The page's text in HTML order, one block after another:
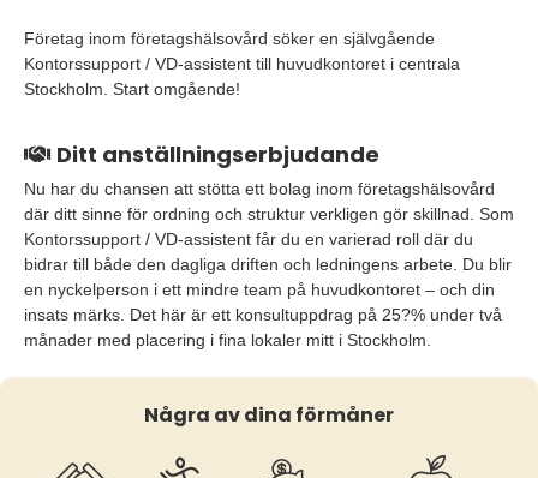
Företag inom företagshälsovård söker en självgående
Kontorssupport / VD-assistent till huvudkontoret i centrala
Stockholm. Start omgående!
Ditt anställningserbjudande
Nu har du chansen att stötta ett bolag inom företagshälsovård
där ditt sinne för ordning och struktur verkligen gör skillnad. Som
Kontorssupport / VD-assistent får du en varierad roll där du
bidrar till både den dagliga driften och ledningens arbete. Du blir
en nyckelperson i ett mindre team på huvudkontoret – och din
insats märks. Det här är ett konsultuppdrag på 25?% under två
månader med placering i fina lokaler mitt i Stockholm.
Några av dina förmåner